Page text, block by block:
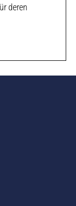
deren